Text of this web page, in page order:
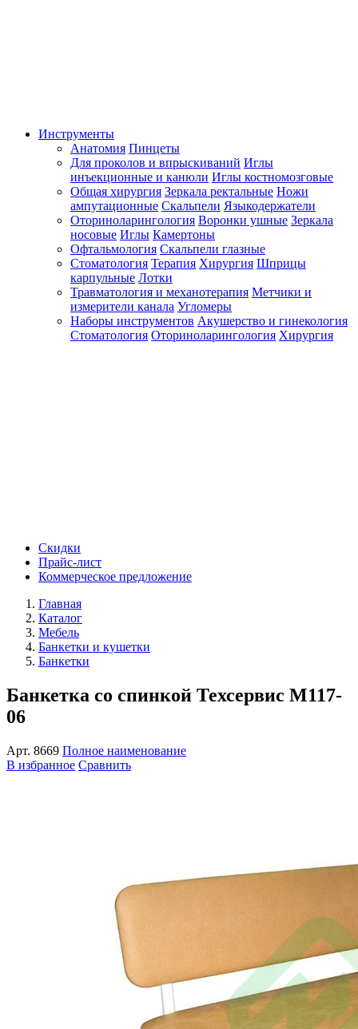
Инструменты
Анатомия Пинцеты
Для проколов и впрыскиваний Иглы
инъекционные и канюли Иглы костномозговые
Общая хирургия Зеркала ректальные Ножи
ампутационные Скальпели Языкодержатели
Оториноларингология Воронки ушные Зеркала
носовые Иглы Камертоны
Офтальмология Скальпели глазные
Стоматология Терапия Хирургия Шприцы
карпульные Лотки
Травматология и механотерапия Метчики и
измерители канала Угломеры
Наборы инструментов Акушерство и гинекология
Стоматология Оториноларингология Хирургия
Скидки
Прайс-лист
Коммерческое предложение
Главная
Каталог
Мебель
Банкетки и кушетки
Банкетки
Банкетка со спинкой Техсервис М117-
06
Арт. 8669 Полное наименование
В избранное Сравнить